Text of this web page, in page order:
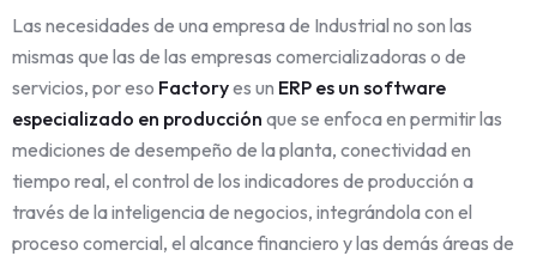
Las necesidades de una empresa de Industrial no son las
mismas que las de las empresas comercializadoras o de
servicios, por eso Factoryes un ERP es un software
especializado en producción que se enfoca en permitir las
mediciones de desempeño de la planta, conectividad en
tiempo real, el control de los indicadores de producción a
través de la inteligencia de negocios, integrándola con el
proceso comercial, el alcance financiero y las demás áreas de